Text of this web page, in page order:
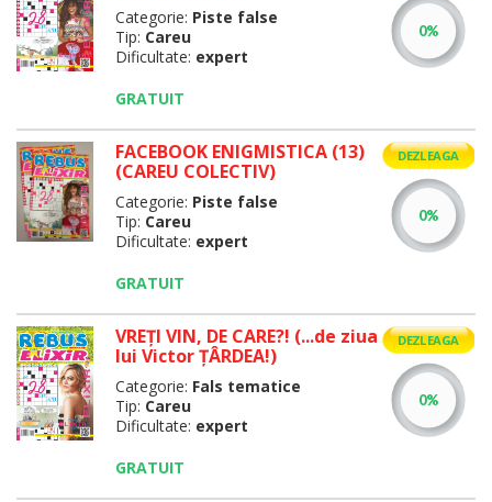
Categorie: Piste false
Tip: Careu
Dificultate: expert
GRATUIT
FACEBOOK ENIGMISTICA (13)
(CAREU COLECTIV)
Categorie: Piste false
Tip: Careu
Dificultate: expert
GRATUIT
DEZLEAGA
VREȚI VIN, DE CARE?! (...de ziua
lui Victor ŢÂRDEA!)
Categorie: Fals tematice
Tip: Careu
Dificultate: expert
GRATUIT
DEZLEAGA